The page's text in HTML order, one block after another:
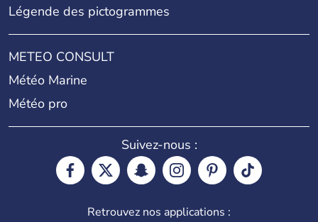
Légende des pictogrammes
METEO CONSULT
Météo Marine
Météo pro
Suivez-nous :
Retrouvez nos applications :